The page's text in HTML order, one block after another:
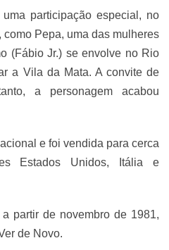
participação especial, no
Pepa, uma das mulheres
(Fábio Jr.) se envolve no Rio
a Vila da Mata. A convite de
a personagem acabou
e foi vendida para cerca
Estados Unidos, Itália e
partir de novembro de 1981,
de Novo.